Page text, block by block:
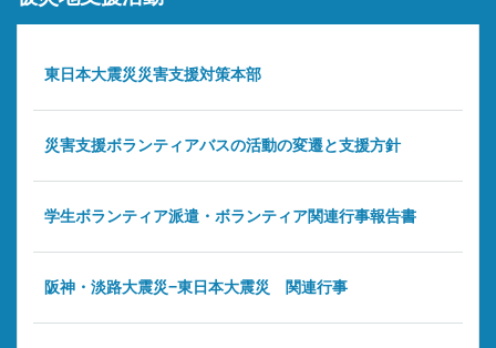
東日本大震災災害支援対策本部
災害支援ボランティアバスの活動の変遷と支援方針
学生ボランティア派遣・ボランティア関連行事報告書
阪神・淡路大震災−東日本大震災 関連行事